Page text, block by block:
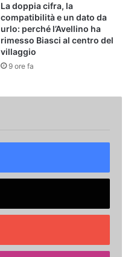
La doppia cifra, la
compatibilità e un dato da
urlo: perché l’Avellino ha
rimesso Biasci al centro del
villaggio
9 ore fa